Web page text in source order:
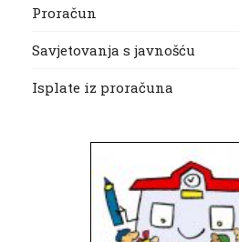
Proračun
Savjetovanja s javnošću
Isplate iz proračuna